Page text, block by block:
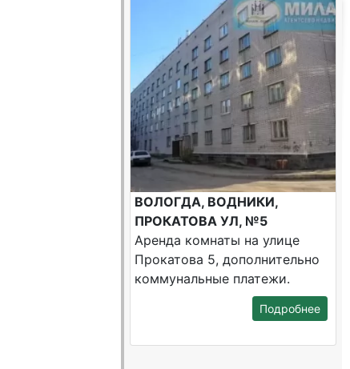
ВОЛОГДА, ВОДНИКИ,
ПРОКАТОВА УЛ, №5
Аренда комнаты на улице
Прокатова 5, дополнительно
коммунальные платежи.
Подробнее